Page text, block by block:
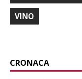
VINO
CRONACA